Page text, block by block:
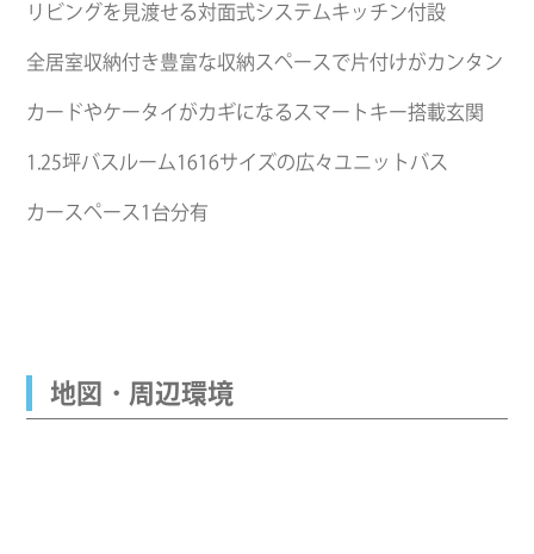
リビングを見渡せる対面式システムキッチン付設
全居室収納付き豊富な収納スペースで片付けがカンタン
カードやケータイがカギになるスマートキー搭載玄関
1.25坪バスルーム1616サイズの広々ユニットバス
カースペース1台分有
地図・周辺環境